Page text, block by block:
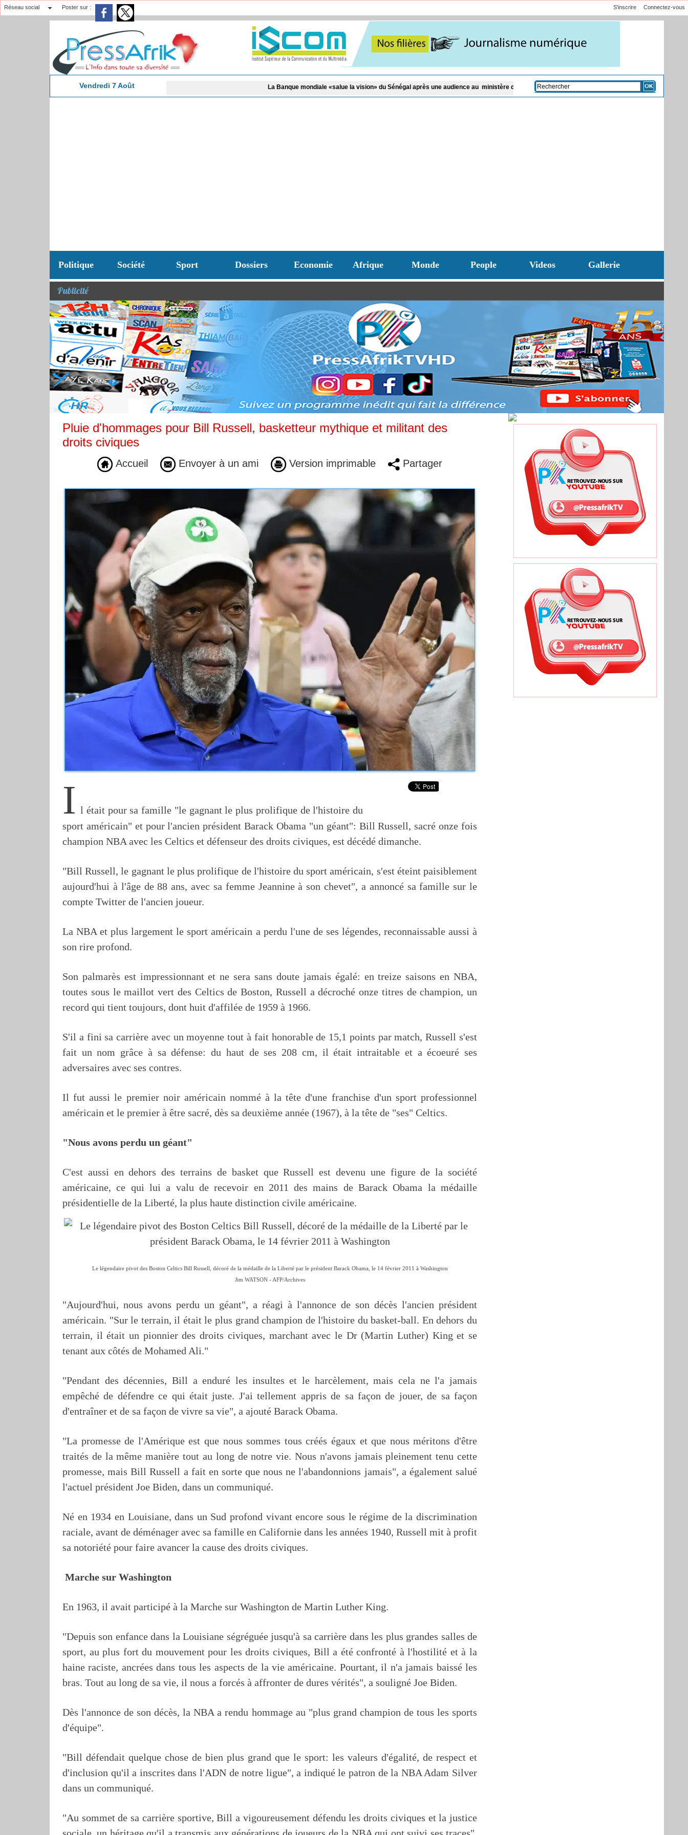
Réseau social Poster sur : Connectez-vous
S'inscrire
Vendredi 7 Août La Banque mondiale «salue la vision» du Sénégal après une audience au ministère de l’Agriculture Coud de Dakar: le Sames dénonce la «banalisation
Politique Société Sport Dossiers Economie Afrique Monde People Videos Gallerie
Publicité
Pluie d'hommages pour Bill Russell, basketteur mythique et militant des
droits civiques
Accueil Envoyer à un ami Version imprimable Partager
I l était pour sa famille "le gagnant le plus prolifique de l'histoire du
sport américain" et pour l'ancien président Barack Obama "un géant": Bill Russell, sacré onze fois
champion NBA avec les Celtics et défenseur des droits civiques, est décédé dimanche.
"Bill Russell, le gagnant le plus prolifique de l'histoire du sport américain, s'est éteint paisiblement
aujourd'hui à l'âge de 88 ans, avec sa femme Jeannine à son chevet", a annoncé sa famille sur le
compte Twitter de l'ancien joueur.
La NBA et plus largement le sport américain a perdu l'une de ses légendes, reconnaissable aussi à
son rire profond.
Son palmarès est impressionnant et ne sera sans doute jamais égalé: en treize saisons en NBA,
toutes sous le maillot vert des Celtics de Boston, Russell a décroché onze titres de champion, un
record qui tient toujours, dont huit d'affilée de 1959 à 1966.
S'il a fini sa carrière avec un moyenne tout à fait honorable de 15,1 points par match, Russell s'est
fait un nom grâce à sa défense: du haut de ses 208 cm, il était intraitable et a écoeuré ses
adversaires avec ses contres.
Il fut aussi le premier noir américain nommé à la tête d'une franchise d'un sport professionnel
américain et le premier à être sacré, dès sa deuxième année (1967), à la tête de "ses" Celtics.
"Nous avons perdu un géant"
C'est aussi en dehors des terrains de basket que Russell est devenu une figure de la société
américaine, ce qui lui a valu de recevoir en 2011 des mains de Barack Obama la médaille
présidentielle de la Liberté, la plus haute distinction civile américaine.
Le légendaire pivot des Boston Celtics Bill Russell, décoré de la médaille de la Liberté par le président Barack Obama, le 14 février 2011 à Washington
Jim WATSON - AFP/Archives
"Aujourd'hui, nous avons perdu un géant", a réagi à l'annonce de son décès l'ancien président
américain. "Sur le terrain, il était le plus grand champion de l'histoire du basket-ball. En dehors du
terrain, il était un pionnier des droits civiques, marchant avec le Dr (Martin Luther) King et se
tenant aux côtés de Mohamed Ali."
"Pendant des décennies, Bill a enduré les insultes et le harcèlement, mais cela ne l'a jamais
empêché de défendre ce qui était juste. J'ai tellement appris de sa façon de jouer, de sa façon
d'entraîner et de sa façon de vivre sa vie", a ajouté Barack Obama.
"La promesse de l'Amérique est que nous sommes tous créés égaux et que nous méritons d'être
traités de la même manière tout au long de notre vie. Nous n'avons jamais pleinement tenu cette
promesse, mais Bill Russell a fait en sorte que nous ne l'abandonnions jamais", a également salué
l'actuel président Joe Biden, dans un communiqué.
Né en 1934 en Louisiane, dans un Sud profond vivant encore sous le régime de la discrimination
raciale, avant de déménager avec sa famille en Californie dans les années 1940, Russell mit à profit
sa notoriété pour faire avancer la cause des droits civiques.
Marche sur Washington
En 1963, il avait participé à la Marche sur Washington de Martin Luther King.
"Depuis son enfance dans la Louisiane ségréguée jusqu'à sa carrière dans les plus grandes salles de
sport, au plus fort du mouvement pour les droits civiques, Bill a été confronté à l'hostilité et à la
haine raciste, ancrées dans tous les aspects de la vie américaine. Pourtant, il n'a jamais baissé les
bras. Tout au long de sa vie, il nous a forcés à affronter de dures vérités", a souligné Joe Biden.
Dès l'annonce de son décès, la NBA a rendu hommage au "plus grand champion de tous les sports
d'équipe".
"Bill défendait quelque chose de bien plus grand que le sport: les valeurs d'égalité, de respect et
d'inclusion qu'il a inscrites dans l'ADN de notre ligue", a indiqué le patron de la NBA Adam Silver
dans un communiqué.
"Au sommet de sa carrière sportive, Bill a vigoureusement défendu les droits civiques et la justice